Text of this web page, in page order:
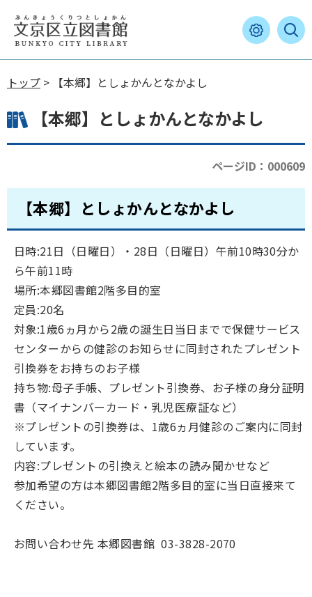
トップ > 【本郷】としょかんとなかよし
【本郷】としょかんとなかよし
ページID：000609
【本郷】としょかんとなかよし
日時:21日（日曜日）・28日（日曜日）午前10時30分か
ら午前11時
場所:本郷図書館2階多目的室
定員:20名
対象:1歳6ヵ月から2歳の誕生日当日までで保健サービス
センターからの健診のお知らせに同封されたプレゼント
引換券をお持ちのお子様
持ち物:母子手帳、プレゼント引換券、お子様の身分証明
書（マイナンバーカード・乳児医療証など）
※プレゼントの引換券は、1歳6ヵ月健診のご案内に同封
しています。
内容:プレゼントの引換えと絵本の読み聞かせなど
参加希望の方は本郷図書館2階多目的室に当日直接来て
ください。
お問い合わせ先 本郷図書館 03-3828-2070